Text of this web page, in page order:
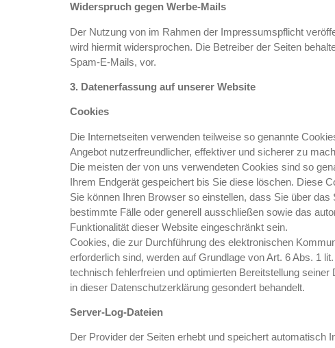
Widerspruch gegen Werbe-Mails
Der Nutzung von im Rahmen der Impressumspflicht
wird hiermit widersprochen. Die Betreiber der Seiten
Spam-E-Mails, vor.
3. Datenerfassung auf unserer Website
Cookies
Die Internetseiten verwenden teilweise so genannte
Angebot nutzerfreundlicher, effektiver und sicherer zu
Die meisten der von uns verwendeten Cookies sind so
Ihrem Endgerät gespeichert bis Sie diese löschen. Diese
Sie können Ihren Browser so einstellen, dass Sie über
bestimmte Fälle oder generell ausschließen sowie das
Funktionalität dieser Website eingeschränkt sein.
Cookies, die zur Durchführung des elektronischen
erforderlich sind, werden auf Grundlage von Art. 6 Abs. 1
technisch fehlerfreien und optimierten Bereitstellung
in dieser Datenschutzerklärung gesondert behandelt.
Server-Log-Dateien
Der Provider der Seiten erhebt und speichert automatisch